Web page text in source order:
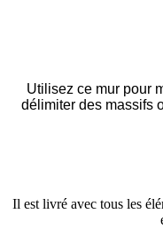
Utilisez ce mur pour
délimiter des massifs
Il est livré avec tous les